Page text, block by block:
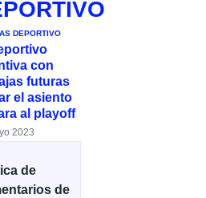
DEPORTIVO
con
futuras
el asiento
al playoff
2023
de
de